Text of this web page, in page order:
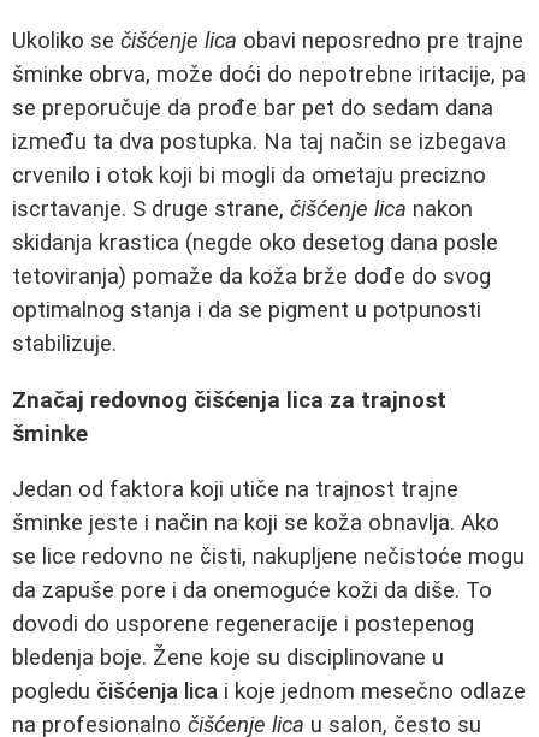
Ukoliko se čišćenje lica obavi neposredno pre trajne
šminke obrva, može doći do nepotrebne iritacije, pa
se preporučuje da prođe bar pet do sedam dana
između ta dva postupka. Na taj način se izbegava
crvenilo i otok koji bi mogli da ometaju precizno
iscrtavanje. S druge strane, čišćenje lica nakon
skidanja krastica (negde oko desetog dana posle
tetoviranja) pomaže da koža brže dođe do svog
optimalnog stanja i da se pigment u potpunosti
stabilizuje.
Značaj redovnog čišćenja lica za trajnost
šminke
Jedan od faktora koji utiče na trajnost trajne
šminke jeste i način na koji se koža obnavlja. Ako
se lice redovno ne čisti, nakupljene nečistoće mogu
da zapuše pore i da onemoguće koži da diše. To
dovodi do usporene regeneracije i postepenog
bledenja boje. Žene koje su disciplinovane u
pogledu čišćenja lica i koje jednom mesečno odlaze
na profesionalno čišćenje lica u salon, često su